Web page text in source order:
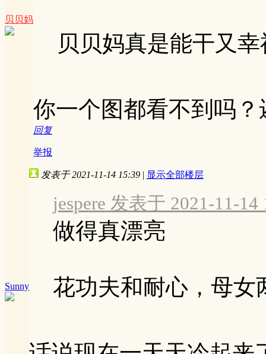
贝贝妈
贝贝妈真是能干又幸
你一个图都看不到吗
回复
举报
Sunny
发表于 2021-11-14 15:39 | 显示全部楼层
jespere 发表于 2021-11-14
做得真漂亮
花功夫和耐心，母女